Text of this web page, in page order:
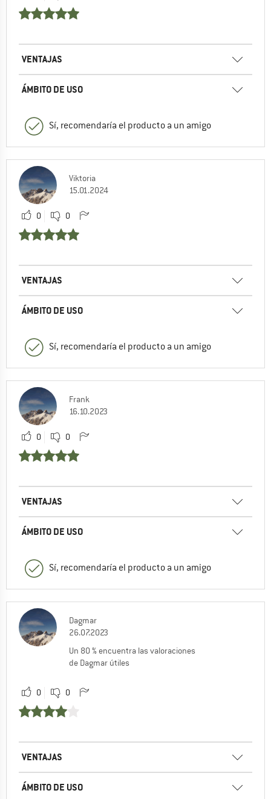
VENTAJAS
ÁMBITO DE USO
Sí, recomendaría el producto a un amigo
Viktoria
15.01.2024
0 0
VENTAJAS
ÁMBITO DE USO
Sí, recomendaría el producto a un amigo
Frank
16.10.2023
0 0
VENTAJAS
ÁMBITO DE USO
Sí, recomendaría el producto a un amigo
Dagmar
26.07.2023
Un 80 % encuentra las valoraciones
de Dagmar útiles
0 0
VENTAJAS
ÁMBITO DE USO